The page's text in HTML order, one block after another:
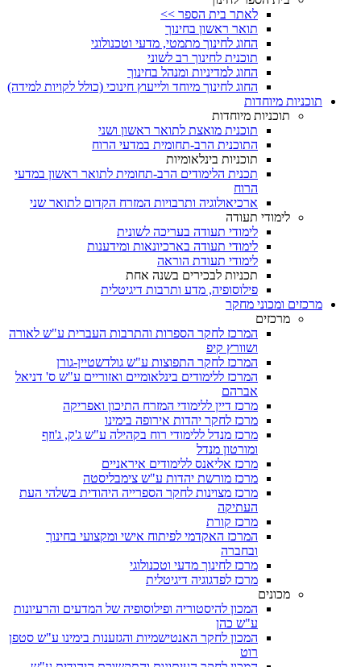
לאתר בית הספר >>
תואר ראשון בחינוך
החוג לחינוך מתמטי, מדעי וטכנולוגי
תוכנית לחינוך רב לשוני
החוג למדיניות ומנהל בחינוך
החוג לחינוך מיוחד ולייעוץ חינוכי (כולל לקויות למידה)
תוכניות מיוחדות
תוכניות מיוחדות
תוכנית מואצת לתואר ראשון ושני
התוכנית הרב-תחומית במדעי הרוח
תוכניות בינלאומיות
תכנית הלימודים הרב-תחומית לתואר ראשון במדעי
הרוח
ארכיאולוגיה ותרבויות המזרח הקדום לתואר שני
לימודי תעודה
לימודי תעודה בעריכה לשונית
לימודי תעודה בארכיונאות ומידענות
לימודי תעודת הוראה
תכניות לבכירים בשנה אחת
פילוסופיה, מדע ותרבות דיגיטלית
מרכזים ומכוני מחקר
מרכזים
המרכז לחקר הספרות והתרבות העברית ע"ש לאורה
ושוורץ קיפ
המרכז לחקר התפוצות ע"ש גולדשטיין-גורן
המרכז ללימודים בינלאומיים ואזוריים ע"ש ס' דניאל
אברהם
מרכז דיין ללימודי המזרח התיכון ואפריקה
מרכז לחקר יהדות אירופה בימינו
מרכז מנדל ללימודי רוח בקהילה ע"ש ג'ק, ג'וזף
ומורטון מנדל
מרכז אליאנס ללימודים איראניים
מרכז מורשת יהדות ע"ש צימבליסטה
מרכז מצוינות לחקר הספרייה היהודית בשלהי העת
העתיקה
מרכז קורת
המרכז האקדמי לפיתוח אישי ומקצועי בחינוך
ובחברה
מרכז לחינוך מדעי וטכנולוגי
מרכז לפדגוגיה דיגיטלית
מכונים
המכון להיסטוריה ופילוסופיה של המדעים והרעיונות
ע"ש כהן
המכון לחקר האנטישמיות והגזענות בימינו ע"ש סטפן
רוט